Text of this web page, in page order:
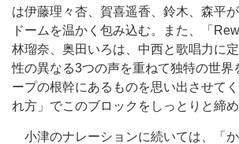
は伊藤理々杏、賀喜遥香、鈴木、森平
ドームを温かく包み込む。また、「
林瑠奈、奥田いろは、中西と歌唱力に
性の異なる3つの声を重ねて独特の世界
ープの根幹にあるものを思い出させて
れ方」でこのブロックをしっとりと締め
小津のナレーションに続いては、「